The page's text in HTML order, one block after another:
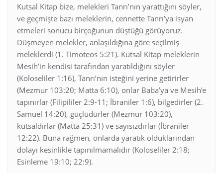
Kutsal Kitap bize, melekleri Tanrı’nın yarattığını söyler,
ve geçmişte bazı meleklerin, cennette Tanrı’ya isyan
etmeleri sonucu birçoğunun düştüğü görüyoruz.
Düşmeyen melekler, anlaşıldığına göre seçilmiş
meleklerdi (1. Timoteos 5:21). Kutsal Kitap meleklerin
Mesih’in kendisi tarafından yaratıldığını söyler
(Koloseliler 1:16), Tanrı’nın isteğini yerine getirirler
(Mezmur 103:20; Matta 6:10), onlar Baba’ya ve Mesih’e
tapınırlar (Filipililer 2:9-11; İbraniler 1:6), bilgedirler (2.
Samuel 14:20), güçlüdürler (Mezmur 103:20),
kutsaldırlar (Matta 25:31) ve sayısızdırlar (İbraniler
12:22). Buna rağmen, onlarda yaratık olduklarından
dolayı kesinlikle tapınılmamalıdır (Koloseliler 2:18;
Esinleme 19:10; 22:9).